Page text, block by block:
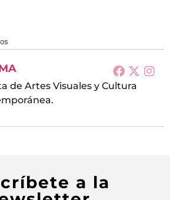
de Artes Visuales y Cultura
a la